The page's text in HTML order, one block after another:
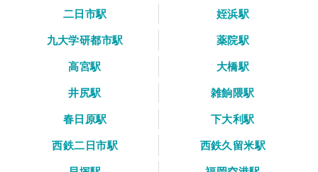
二日市駅
姪浜駅
九大学研都市駅
薬院駅
高宮駅
大橋駅
井尻駅
雑餉隈駅
春日原駅
下大利駅
西鉄二日市駅
西鉄久留米駅